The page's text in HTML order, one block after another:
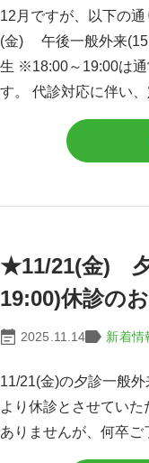
12月ですが、以下の
(金) 午後一般外来
生 ※18:00～19:00は通
す。 代診対応に伴い、
★11/21(金) 夕
19:00)休診の
2025.11.14 新着情
11/21(金)の夕診一般
より休診とさせてい
ありませんが、何卒ご